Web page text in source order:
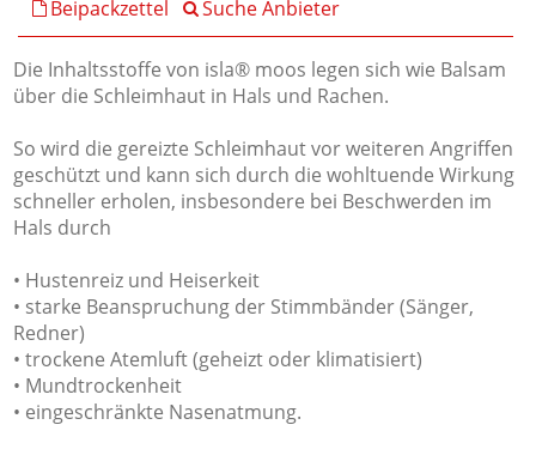
Beipackzettel Suche Anbieter
Die Inhaltsstoffe von isla® moos legen sich wie Balsam
über die Schleimhaut in Hals und Rachen.
So wird die gereizte Schleimhaut vor weiteren Angriffen
geschützt und kann sich durch die wohltuende Wirkung
schneller erholen, insbesondere bei Beschwerden im
Hals durch
• Hustenreiz und Heiserkeit
• starke Beanspruchung der Stimmbänder (Sänger,
Redner)
• trockene Atemluft (geheizt oder klimatisiert)
• Mundtrockenheit
• eingeschränkte Nasenatmung.